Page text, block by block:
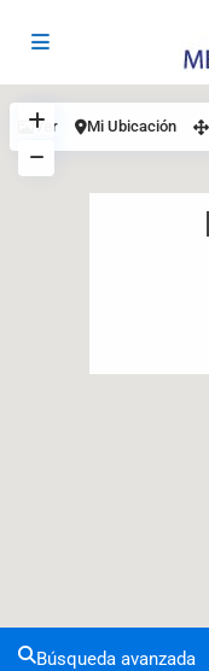
Ver Mi Ubicación
Búsqueda avanzada